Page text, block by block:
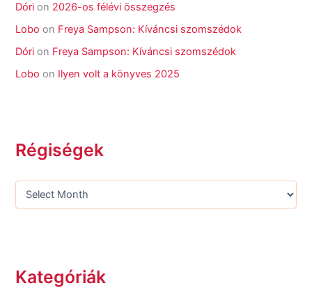
Dóri on 2026-os félévi összegzés
Lobo on Freya Sampson: Kíváncsi szomszédok
Dóri on Freya Sampson: Kíváncsi szomszédok
Lobo on Ilyen volt a könyves 2025
Régiségek
Kategóriák